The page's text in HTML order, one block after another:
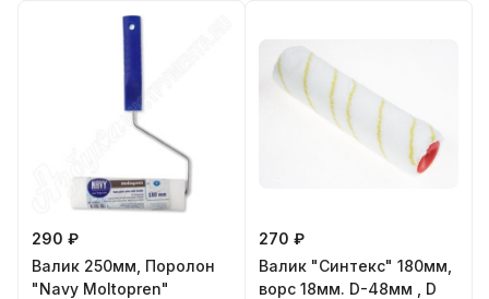
290 ₽
Валик 250мм, Поролон
"Navy Moltopren"
270 ₽
Валик "Синтекс" 180мм,
ворс 18мм. D-48мм , D